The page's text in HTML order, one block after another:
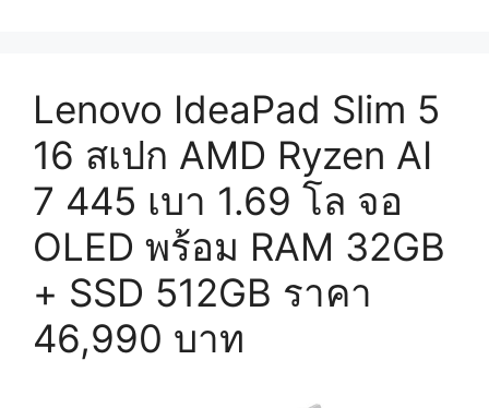
Lenovo IdeaPad Slim 5
16 สเปก AMD Ryzen AI
7 445 เบา 1.69 โล จอ
OLED พร้อม RAM 32GB
+ SSD 512GB ราคา
46,990 บาท